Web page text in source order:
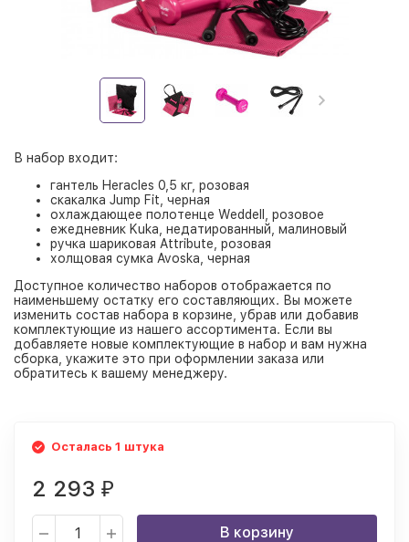
В набор входит:
гантель Heracles 0,5 кг, розовая
скакалка Jump Fit, черная
охлаждающее полотенце Weddell, розовое
ежедневник Kuka, недатированный, малиновый
ручка шариковая Attribute, розовая
холщовая сумка Avoska, черная
Доступное количество наборов отображается по
наименьшему остатку его составляющих. Вы можете
изменить состав набора в корзине, убрав или добавив
комплектующие из нашего ассортимента. Если вы
добавляете новые комплектующие в набор и вам нужна
сборка, укажите это при оформлении заказа или
обратитесь к вашему менеджеру.
Осталась 1 штука
2 293 ₽
В корзину